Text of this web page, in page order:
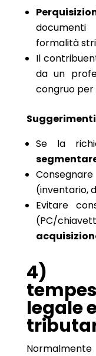
formalità
Il
da un
congruo
Se la
(inventario,
Evitare
(PC/
4)
legale